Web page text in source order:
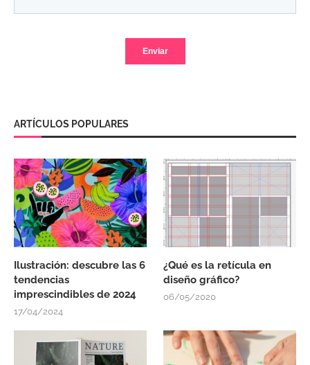
ARTÍCULOS POPULARES
Ilustración: descubre las 6
tendencias
imprescindibles de 2024
17/04/2024
¿Qué es la retícula en
diseño gráfico?
06/05/2020